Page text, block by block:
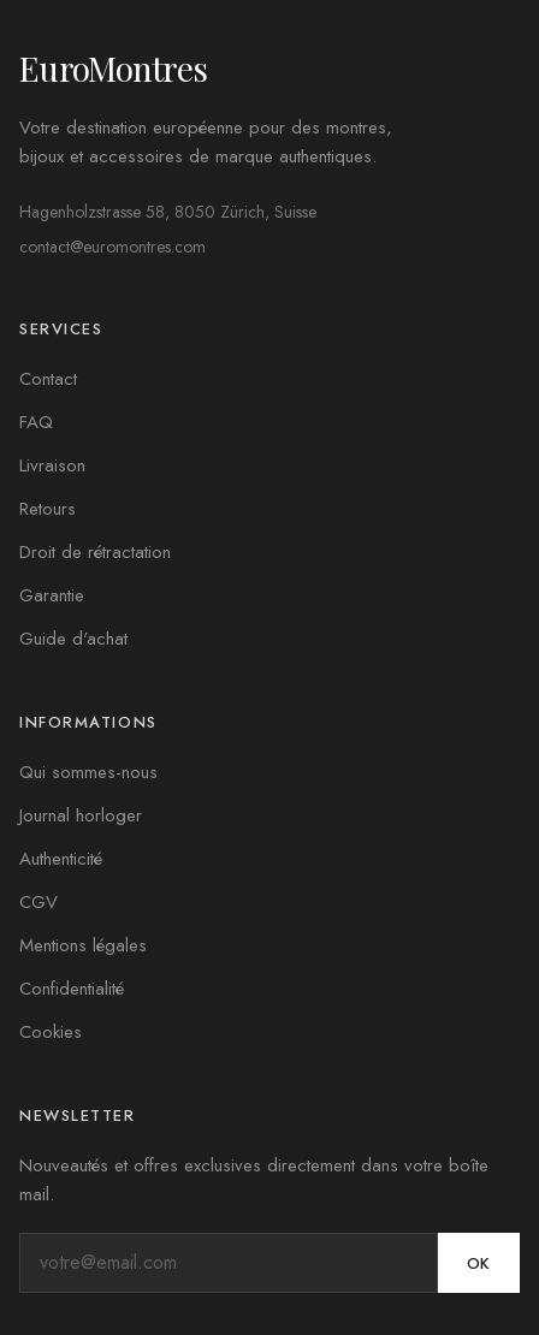
EuroMontres
Votre destination européenne pour des montres,
bijoux et accessoires de marque authentiques.
Hagenholzstrasse 58, 8050 Zürich, Suisse
contact@euromontres.com
SERVICES
Contact
FAQ
Livraison
Retours
Droit de rétractation
Garantie
Guide d'achat
INFORMATIONS
Qui sommes-nous
Journal horloger
Authenticité
CGV
Mentions légales
Confidentialité
Cookies
NEWSLETTER
Nouveautés et offres exclusives directement dans votre boîte
mail.
OK